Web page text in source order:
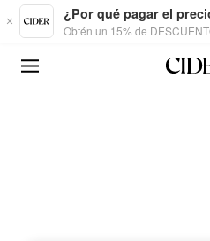
Skip to main content
¿Por qué pagar el
Obtén un 15% de